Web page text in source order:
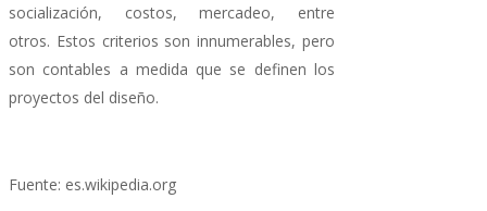
socialización, costos, mercadeo, entre
otros. Estos criterios son innumerables, pero
son contables a medida que se definen los
proyectos del diseño.
Fuente: es.wikipedia.org